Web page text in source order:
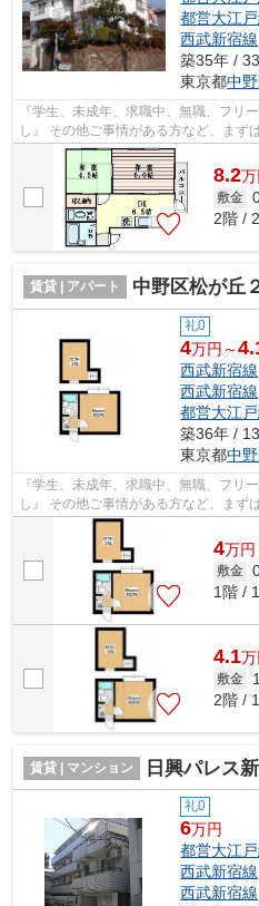
都営大江
西武新宿線
築35年 /
東京都中
『学生、未成年、求職中、無職、フリ
し』 その他ご事情がある方など、まず
スタッフが対応致しますのでご希望...
8.2万
敷金
2階 /
賃貸 | アパート 中野区松が丘
礼0
4万円～
西武新宿線
西武新宿線
都営大江
築36年 /
東京都中
『学生、未成年、求職中、無職、フリ
し』 その他ご事情がある方など、まず
スタッフが対応致しますのでご希望...
4万円
敷金
1階 /
4.1万
敷金
2階 /
賃貸 | マンション 日興パレス
礼0
6万円
都営大江
西武新宿線
西武新宿線